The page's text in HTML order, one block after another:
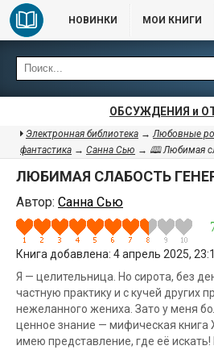
НОВИНКИ МОИ КНИГИ
ОБСУЖДЕНИЯ и
Электронная библиотека →Любовные
фантастика → Санна Сью → 🕮 Любимая
ЛЮБИМАЯ СЛАБОСТЬ
Автор: Санна Сью
Книга добавлена: 4 апрель 2025,
Я — целительница. Но сирота, без
частную практику и с кучей других
нежеланного жениха. Зато у меня
ценное знание — мифическая книга
имею представление, где её